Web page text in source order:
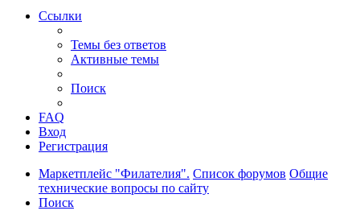
Ссылки
Темы без ответов
Активные темы
Поиск
FAQ
Вход
Регистрация
Маркетплейс "Филателия". Список форумов Общие
технические вопросы по сайту
Поиск